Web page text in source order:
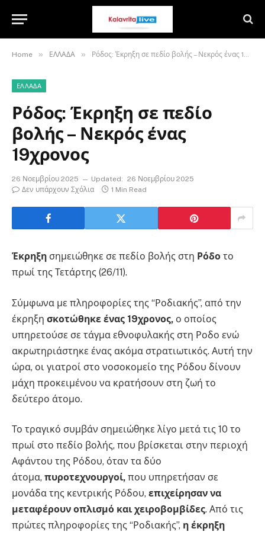
Home » ΕΛΛΑΔΑ » Ρόδος: Έκρηξη σε πεδίο βολής – Νεκρός ένας 19χρονος
ΕΛΛΑΔΑ
Ρόδος: Έκρηξη σε πεδίο
βολής – Νεκρός ένας
19χρονος
26 Νοεμβρίου 2025 Updated: 26 Νοεμβρίου 2025
Δεν υπάρχουν Σχόλια
1 Min Read
Έκρηξη σημειώθηκε σε πεδίο βολής στη Ρόδο το
πρωί της Τετάρτης (26/11).
Σύμφωνα με πληροφορίες της “Ροδιακής”, από την
έκρηξη σκοτώθηκε ένας 19χρονος, ο οποίος
υπηρετούσε σε τάγμα εθνοφυλακής στη Ροδο ενώ
ακρωτηριάστηκε ένας ακόμα στρατιωτικός. Αυτή την
ώρα, οι γιατροί στο νοσοκομείο της Ρόδου δίνουν
μάχη προκειμένου να κρατήσουν στη ζωή το
δεύτερο άτομο.
Το τραγικό συμβάν σημειώθηκε λίγο μετά τις 10 το
πρωί στο πεδίο βολής, που βρίσκεται στην περιοχή
Αφάντου της Ρόδου, όταν τα δύο
άτομα, πυροτεχνουργοί, που υπηρετήσαν σε
μονάδα της κεντρικής Ρόδου, επιχείρησαν να
μεταφέρουν οπλισμό και χειροβομβίδες. Από τις
πρώτες πληροφορίες της “Ροδιακής”, η έκρηξη